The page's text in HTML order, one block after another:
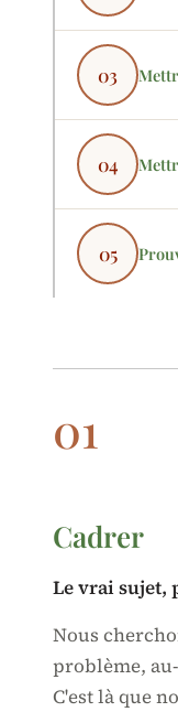
03
04
05
01
Cadrer
Le vrai sujet,
Nous
problème,
C'est là que